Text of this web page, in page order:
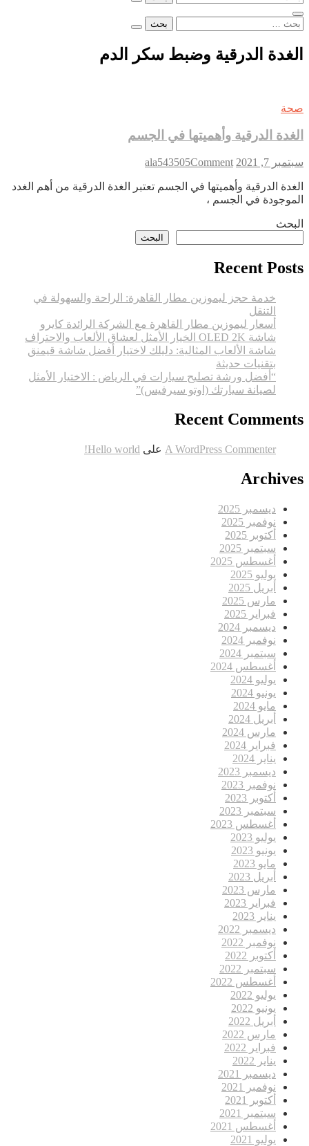
البحث
الغدة الدرقية وضبط سكر الدم
صحة
الغدة الدرقية وأهميتها في الجسم
سبتمبر 7, 2021 ala543505Comment
on
الدرقية
الغدة الدرقية وأهميتها في الجسم تعتبر الغدة الدرقية من أهم الغدد
الموجودة في الجسم ،
البحث
البحث
Recent Posts
خدمة حجز ليموزين مطار القاهرة: الراحة والسهولة في
التنقل
أسعار ليموزين مطار القاهرة مع الشركة الرائدة كايرو
شاشة OLED 2K الخيار الأمثل لعشاق الألعاب والاحتراف
شاشة الألعاب المثالية: دليلك لاختيار أفضل شاشة قيمنق
بتقنيات حديثة
“أفضل ورشة تصليح سيارات في الرياض : الاختيار الأمثل
لصيانة سيارتك (اوتو سيرفيس)”
Recent Comments
A WordPress Commenter على Hello world!
Archives
ديسمبر 2025
نوفمبر 2025
أكتوبر 2025
سبتمبر 2025
أغسطس 2025
يوليو 2025
أبريل 2025
مارس 2025
فبراير 2025
ديسمبر 2024
نوفمبر 2024
سبتمبر 2024
أغسطس 2024
يوليو 2024
يونيو 2024
مايو 2024
أبريل 2024
مارس 2024
فبراير 2024
يناير 2024
ديسمبر 2023
نوفمبر 2023
أكتوبر 2023
سبتمبر 2023
أغسطس 2023
يوليو 2023
يونيو 2023
مايو 2023
أبريل 2023
مارس 2023
فبراير 2023
يناير 2023
ديسمبر 2022
نوفمبر 2022
أكتوبر 2022
سبتمبر 2022
أغسطس 2022
يوليو 2022
يونيو 2022
أبريل 2022
مارس 2022
فبراير 2022
يناير 2022
ديسمبر 2021
نوفمبر 2021
أكتوبر 2021
سبتمبر 2021
أغسطس 2021
يوليو 2021